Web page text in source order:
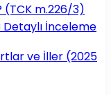
(TCK m.226/3)
Detaylı İnceleme
ve İller (2025